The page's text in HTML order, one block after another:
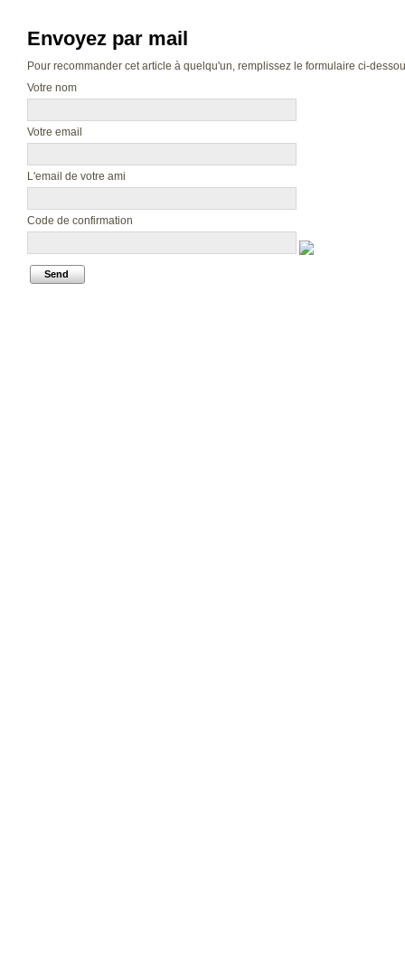
Envoyez par mail
Pour recommander cet article à quelqu'un, remplissez le formulaire ci-
Votre nom
Votre email
L'email de votre ami
Code de confirmation
Send